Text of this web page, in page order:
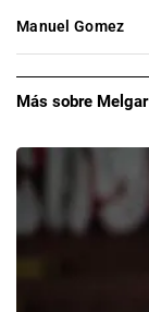
Manuel Gomez
Más sobre Melgar